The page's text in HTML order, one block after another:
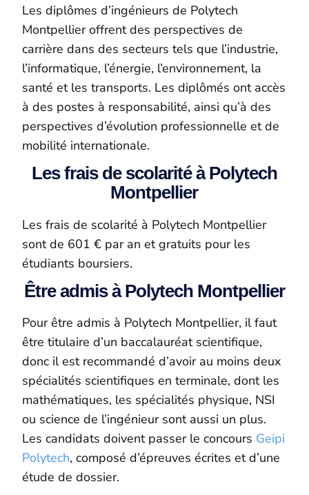
Les diplômes d’ingénieurs de Polytech
Montpellier offrent des perspectives de
carrière dans des secteurs tels que l’industrie,
l’informatique, l’énergie, l’environnement, la
santé et les transports. Les diplômés ont accès
à des postes à responsabilité, ainsi qu’à des
perspectives d’évolution professionnelle et de
mobilité internationale.
Les frais de scolarité à Polytech
Montpellier
Les frais de scolarité à Polytech Montpellier
sont de 601 € par an et gratuits pour les
étudiants boursiers.
Être admis à Polytech Montpellier
Pour être admis à Polytech Montpellier, il faut
être titulaire d’un baccalauréat scientifique,
donc il est recommandé d’avoir au moins deux
spécialités scientifiques en terminale, dont les
mathématiques, les spécialités physique, NSI
ou science de l’ingénieur sont aussi un plus.
Les candidats doivent passer le concours Geipi
Polytech, composé d’épreuves écrites et d’une
étude de dossier.